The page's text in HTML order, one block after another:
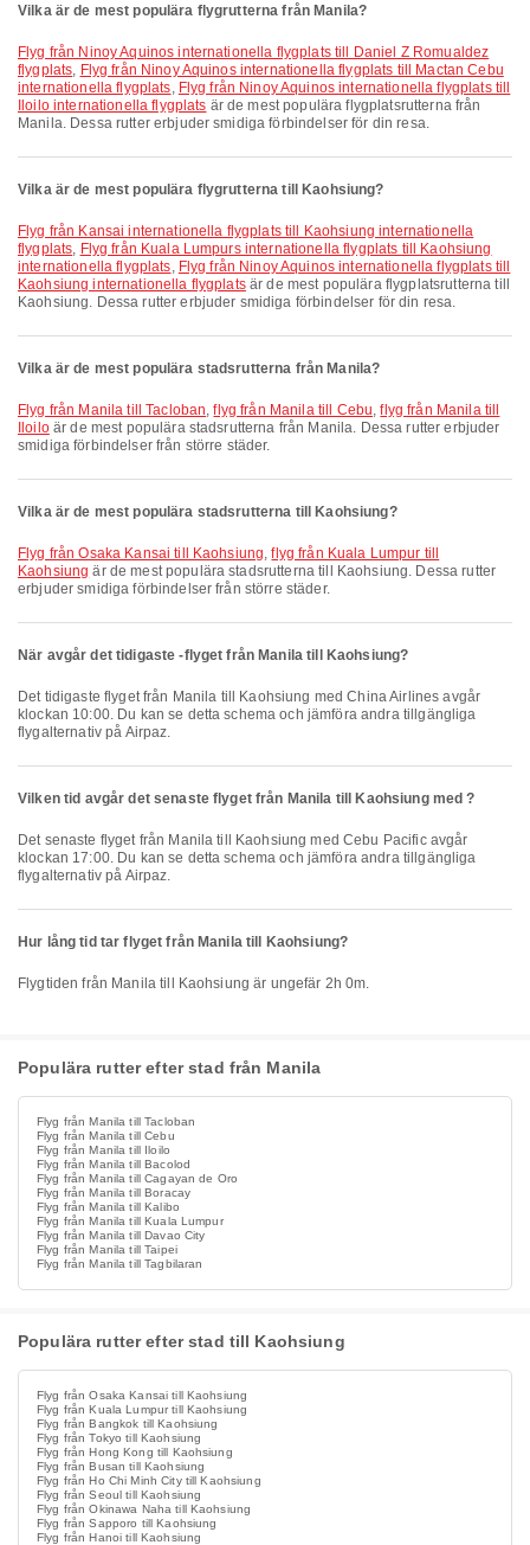
Vilka är de mest populära flygrutterna från Manila?
Flyg från Ninoy Aquinos internationella flygplats till Daniel Z Romualdez
flygplats, Flyg från Ninoy Aquinos internationella flygplats till Mactan Cebu
internationella flygplats, Flyg från Ninoy Aquinos internationella flygplats till
Iloilo internationella flygplats är de mest populära flygplatsrutterna från
Manila. Dessa rutter erbjuder smidiga förbindelser för din resa.
Vilka är de mest populära flygrutterna till Kaohsiung?
Flyg från Kansai internationella flygplats till Kaohsiung internationella
flygplats, Flyg från Kuala Lumpurs internationella flygplats till Kaohsiung
internationella flygplats, Flyg från Ninoy Aquinos internationella flygplats till
Kaohsiung internationella flygplatsär de mest populära flygplatsrutterna till
Kaohsiung. Dessa rutter erbjuder smidiga förbindelser för din resa.
Vilka är de mest populära stadsrutterna från Manila?
flyg från Manila till Tacloban,flyg från Manila till Cebu,flyg från Manila till
Iloiloär de mest populära stadsrutterna från Manila. Dessa rutter erbjuder
smidiga förbindelser från större städer.
Vilka är de mest populära stadsrutterna till Kaohsiung?
flyg från Osaka Kansai till Kaohsiung,flyg från Kuala Lumpur till
Kaohsiung är de mest populära stadsrutterna till Kaohsiung. Dessa rutter
erbjuder smidiga förbindelser från större städer.
När avgår det tidigaste -flyget från Manila till Kaohsiung?
Det tidigaste flyget från Manila till Kaohsiung med China Airlines avgår
klockan 10:00. Du kan se detta schema och jämföra andra tillgängliga
flygalternativ på Airpaz.
Vilken tid avgår det senaste flyget från Manila till Kaohsiung med ?
Det senaste flyget från Manila till Kaohsiung med Cebu Pacific avgår
klockan 17:00. Du kan se detta schema och jämföra andra tillgängliga
flygalternativ på Airpaz.
Hur lång tid tar flyget från Manila till Kaohsiung?
Flygtiden från Manila till Kaohsiung är ungefär 2h 0m.
Populära rutter efter stad från Manila
Flyg från Manila till Tacloban
Flyg från Manila till Cebu
Flyg från Manila till Iloilo
Flyg från Manila till Bacolod
Flyg från Manila till Cagayan de Oro
Flyg från Manila till Boracay
Flyg från Manila till Kalibo
Flyg från Manila till Kuala Lumpur
Flyg från Manila till Davao City
Flyg från Manila till Taipei
Flyg från Manila till Tagbilaran
Populära rutter efter stad till Kaohsiung
Flyg från Osaka Kansai till Kaohsiung
Flyg från Kuala Lumpur till Kaohsiung
Flyg från Bangkok till Kaohsiung
Flyg från Tokyo till Kaohsiung
Flyg från Hong Kong till Kaohsiung
Flyg från Busan till Kaohsiung
Flyg från Ho Chi Minh City till Kaohsiung
Flyg från Seoul till Kaohsiung
Flyg från Okinawa Naha till Kaohsiung
Flyg från Sapporo till Kaohsiung
Flyg från Hanoi till Kaohsiung